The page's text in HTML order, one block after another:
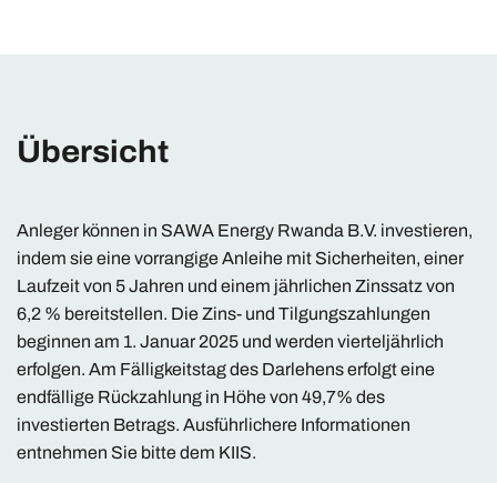
Übersicht
Anleger können in SAWA Energy Rwanda B.V. investieren,
indem sie eine vorrangige Anleihe mit Sicherheiten, einer
Laufzeit von 5 Jahren und einem jährlichen Zinssatz von
6,2 % bereitstellen. Die Zins- und Tilgungszahlungen
beginnen am 1. Januar 2025 und werden vierteljährlich
erfolgen. Am Fälligkeitstag des Darlehens erfolgt eine
endfällige Rückzahlung in Höhe von 49,7% des
investierten Betrags. Ausführlichere Informationen
entnehmen Sie bitte dem KIIS.